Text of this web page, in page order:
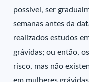
possível, ser
semanas antes da
realizados estudos
grávidas; ou então,
risco, mas não